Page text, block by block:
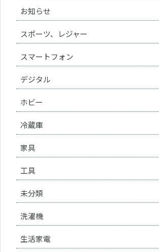
お知らせ
スポーツ、レジャー
スマートフォン
デジタル
ホビー
冷蔵庫
家具
工具
未分類
洗濯機
生活家電